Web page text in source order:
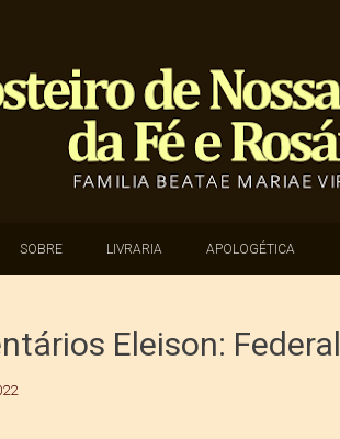
SOBRE LIVRARIA APOLOGÉTICA
Eleison: